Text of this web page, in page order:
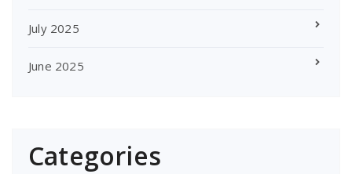
July 2025
June 2025
Categories